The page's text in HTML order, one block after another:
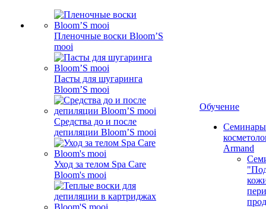
Пленочные воски Bloom’S
mooi
Пасты для шугаринга
Bloom’S mooi
Средства до и после
депиляции Bloom’S mooi
Уход за телом Spa Care
Bloom's mooi
Обучение
Armand